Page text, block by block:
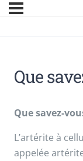
Que
Que savez-
L’artérite à
appelée